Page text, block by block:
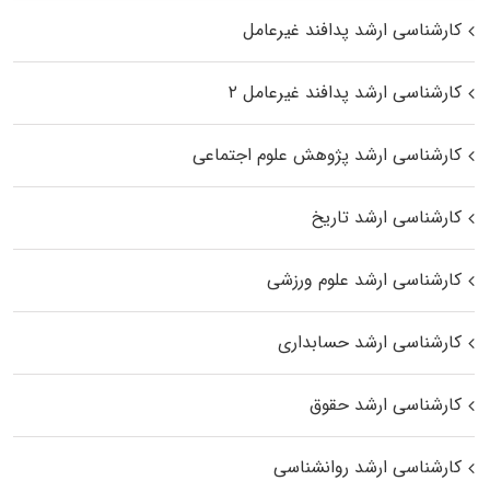
کارشناسی ارشد پدافند غیرعامل
کارشناسی ارشد پدافند غیرعامل ۲
کارشناسی ارشد پژوهش علوم اجتماعی
کارشناسی ارشد تاریخ
کارشناسی ارشد علوم ورزشی
کارشناسی ارشد حسابداری
کارشناسی ارشد حقوق
کارشناسی ارشد روانشناسی